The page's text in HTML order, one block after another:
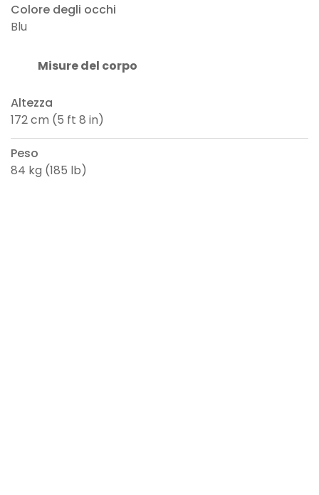
Colore degli occhi
Blu
Misure del corpo
Altezza
172 cm (5 ft 8 in)
Peso
84 kg (185 lb)